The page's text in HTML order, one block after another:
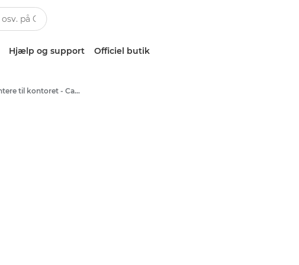
Hjælp og support Officiel butik
Farveprintere til kontoret - Canon Danmark